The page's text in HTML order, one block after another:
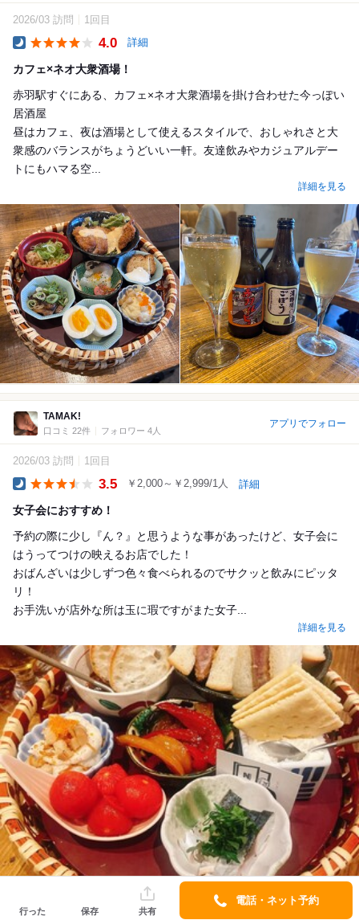
2026/03 訪問 1回目
4.0 詳細
カフェ×ネオ大衆酒場！
赤羽駅すぐにある、カフェ×ネオ大衆酒場を掛け合わせた今っぽい
居酒屋
昼はカフェ、夜は酒場として使えるスタイルで、おしゃれさと大
衆感のバランスがちょうどいい一軒。友達飲みやカジュアルデー
トにもハマる空...
詳細を見る
TAMAK!
口コミ 22件 フォロワー 4人
アプリでフォロー
2026/03 訪問 1回目
3.5 ￥2,000～￥2,999/1人 詳細
女子会におすすめ！
予約の際に少し『ん？』と思うような事があったけど、女子会に
はうってつけの映えるお店でした！
おばんざいは少しずつ色々食べられるのでサクッと飲みにピッタ
リ！
お手洗いが店外な所は玉に瑕ですがまた女子...
詳細を見る
221e1a
行った 保存 共有
電話・ネット予約